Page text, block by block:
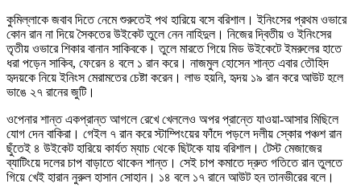
কুমিল্লাকে জবাব দিতে নেমে শুরুতেই পথ হারিয়ে বসে বরিশাল। ইনিংসের প্রথম ওভারে
কোন রান না দিয়ে সৈকতের উইকেট তুলে নেন নাহিদুল। নিজের দ্বিতীয় ও ইনিংসের
তৃতীয় ওভারে শিকার বানান সাকিবকে। তুলে মারতে গিয়ে মিড উইকেটে ইমরুলের হাতে
ধরা পড়েন সাকিব, ফেরেন ৪ বলে ১ রান করে। নাজমুল হোসেন শান্ত এবার তৌহিদ
হৃদয়কে নিয়ে ইনিংস মেরামতের চেষ্টা করেন। লাভ হয়নি, হৃদয় ১৯ রান করে আউট হলে
ভাঙে ২৭ রানের জুটি।
ওপেনার শান্ত একপ্রান্ত আগলে রেখে খেললেও অপর প্রান্তে যাওয়া-আসার মিছিলে
যোগ দেন বাকিরা। গেইল ৭ রান করে স্টাম্পিংয়ের ফাঁদে পড়লে দলীয় স্কোর পঞ্চশ রান
ছুঁতেই ৪ উইকেট হারিয়ে কার্যত ম্যাচ থেকে ছিটকে যায় বরিশাল। টেস্ট মেজাজের
ব্যাটিংয়ে দলের চাপ বাড়াতে থাকেন শান্ত। সেই চাপ কমাতে দ্রুত গতিতে রান তুলতে
গিয়ে খেই হারান নুরুল হাসান সোহান। ১৪ বলে ১৭ রানে আউট হন তানভীরের বলে।